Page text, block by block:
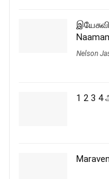
Nelson
1 2 3 4